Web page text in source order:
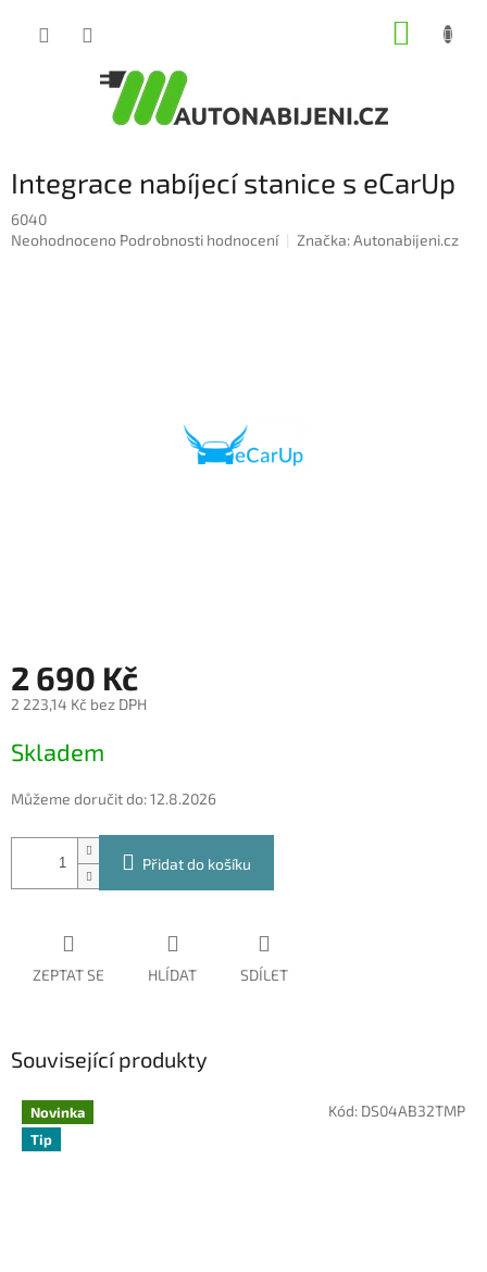
Integrace nabíjecí stanice s eCarUp
6040
Průměrné
Neohodnoceno Podrobnosti hodnocení Značka:Autonabijeni.cz
2 690 Kč
2 223,14 Kč bez DPH
cena:
Skladem
Můžeme doručit do:12.8.2026
Přidat do košíku
ZEPTAT SE HLÍDAT SDÍLET
Související produkty
Novinka
Tip
Kód: DS04AB32TMP